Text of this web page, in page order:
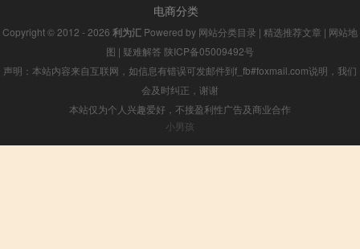
电商分类
Copyright © 2012 - 2026 利为汇 Powered by 网站分类目录 | 精选推荐文章 | 网站地
图 | 疑难解答 陕ICP备05009492号
声明：本站内容来自互联网，如信息有错误可发邮件到f_fb#foxmail.com说明，我们
会及时纠正，谢谢
本站仅为个人兴趣爱好，不接盈利性广告及商业合作
小男孩